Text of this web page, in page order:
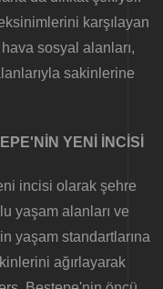
karşılayan
sosyal alanları,
sakinlerine
YENİ İNCİSİ
incisi olarak şehre
yaşam alanları ve
yaşam standartlarına
ağırlayarak